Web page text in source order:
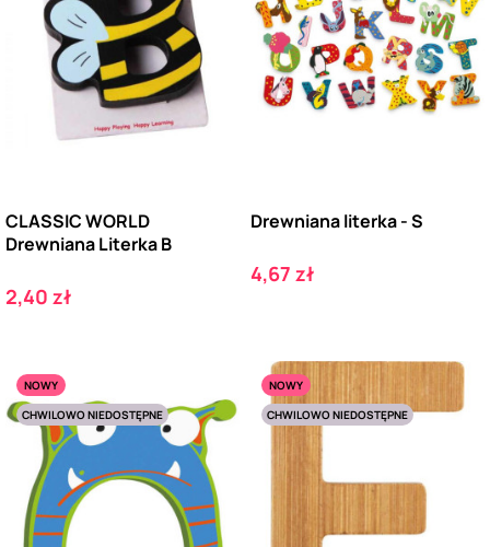
CLASSIC WORLD
Drewniana Literka B
Cena
2,40 zł
Drewniana literka - S
Cena
4,67 zł
NOWY
CHWILOWO NIEDOSTĘPNE
NOWY
CHWILOWO NIEDOSTĘPNE